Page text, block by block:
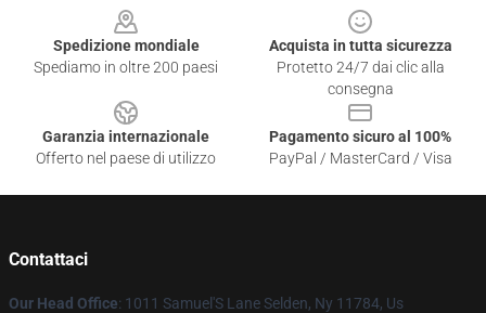
Spedizione mondiale
Spediamo in oltre 200 paesi
Acquista in tutta sicurezza
Protetto 24/7 dai clic alla
consegna
Garanzia internazionale
Offerto nel paese di utilizzo
Pagamento sicuro al 100%
PayPal / MasterCard / Visa
Contattaci
Our Head Office: 1011 Samuel'S Lane Selden, Ny 11784, Us